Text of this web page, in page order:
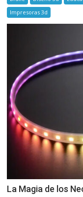
Impresoras 3d
La Magia de los